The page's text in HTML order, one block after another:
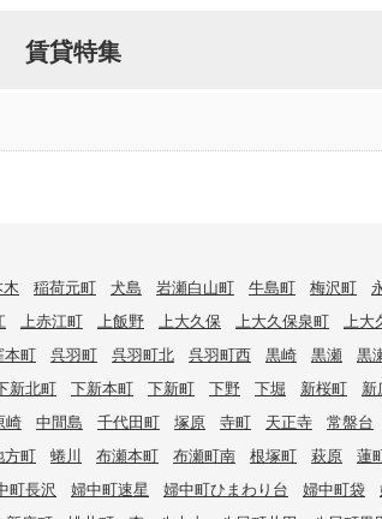
賃貸特集
稲荷元町 犬島 岩瀬白山町 牛島町 梅沢町
上赤江町 上飯野 上大久保 上大久保泉町 上大
本町 呉羽町 呉羽町北 呉羽町西 黒崎 黒瀬 黒
新北町 下新本町 下新町 下野 下堀 新桜町 新
崎 中間島 千代田町 塚原 寺町 天正寺 常盤台
方町 蜷川 布瀬本町 布瀬町南 根塚町 萩原 蓮
町長沢 婦中町速星 婦中町ひまわり台 婦中町袋